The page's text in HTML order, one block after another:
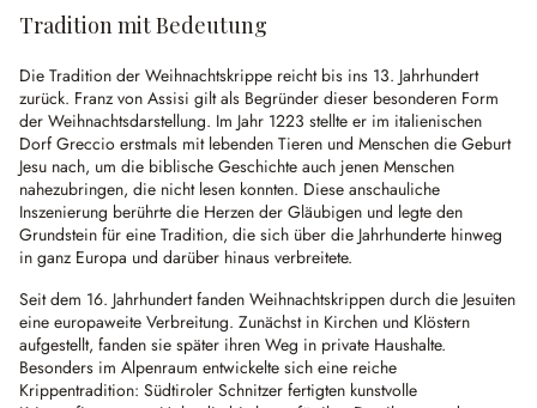
Tradition mit Bedeutung
Die Tradition der Weihnachtskrippe reicht bis ins 13. Jahrhundert
zurück. Franz von Assisi gilt als Begründer dieser besonderen Form
der Weihnachtsdarstellung. Im Jahr 1223 stellte er im italienischen
Dorf Greccio erstmals mit lebenden Tieren und Menschen die Geburt
Jesu nach, um die biblische Geschichte auch jenen Menschen
nahezubringen, die nicht lesen konnten. Diese anschauliche
Inszenierung berührte die Herzen der Gläubigen und legte den
Grundstein für eine Tradition, die sich über die Jahrhunderte hinweg
in ganz Europa und darüber hinaus verbreitete.
Seit dem 16. Jahrhundert fanden Weihnachtskrippen durch die Jesuiten
eine europaweite Verbreitung. Zunächst in Kirchen und Klöstern
aufgestellt, fanden sie später ihren Weg in private Haushalte.
Besonders im Alpenraum entwickelte sich eine reiche
Krippentradition: Südtiroler Schnitzer fertigten kunstvolle